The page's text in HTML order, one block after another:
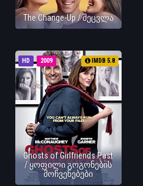
The Change-Up / შეცვლა
HD 2009 IMDB 5.8
Ghosts of Girlfriends Past
/ ყოფილი გოგონების
მოჩვენებები